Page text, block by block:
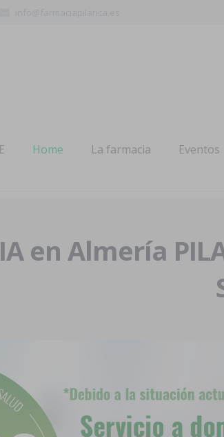
Home La farmacia Eventos
en Almería